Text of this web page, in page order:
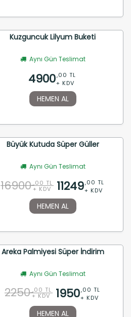
Kuzguncuk Lilyum Buketi
Aynı Gün Teslimat
4900,00 TL
+ KDV
HEMEN AL
Büyük Kutuda Süper Güller
Aynı Gün Teslimat
16900 ,00 TL
+ KDV 11249,00 TL
+ KDV
HEMEN AL
Areka Palmiyesi Süper İndirim
Aynı Gün Teslimat
2250 ,00 TL
+ KDV 1950,00 TL
+ KDV
HEMEN AL